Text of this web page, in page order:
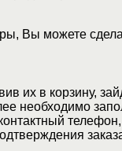
Вы можете
их в корзину,
необходимо